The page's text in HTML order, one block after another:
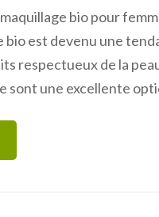
bio pour
bio est devenu une
respectueux de la
sont une excellente